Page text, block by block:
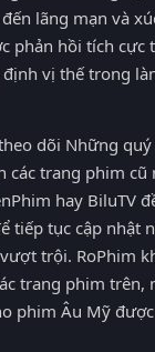
lãng mạn và
phản hồi tích cực
định vị thế trong
dõi Những
các trang phim
hay BiluTV
tiếp tục cập nhật
trội. RoPhim
trang phim trên,
phim Âu Mỹ